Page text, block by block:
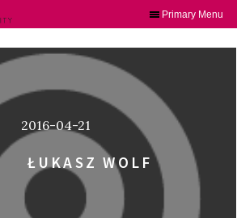
Primary Menu
2016-04-21
ŁUKASZ WOLF